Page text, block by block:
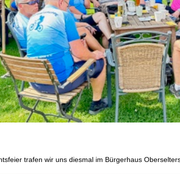
trafen wir uns diesmal im Bürgerhaus